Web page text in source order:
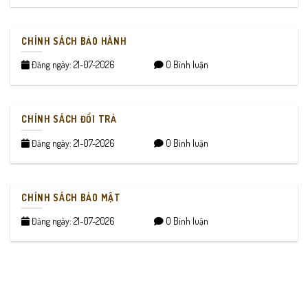
CHÍNH SÁCH BẢO HÀNH
Đăng ngày: 21-07-2026 0 Bình luận
CHÍNH SÁCH ĐỔI TRẢ
Đăng ngày: 21-07-2026 0 Bình luận
CHÍNH SÁCH BẢO MẬT
Đăng ngày: 21-07-2026 0 Bình luận